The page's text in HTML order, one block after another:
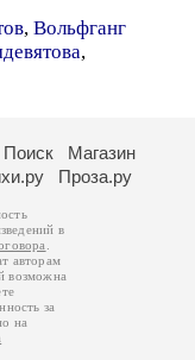
, Вольфганг
,
Поиск
Магазин
Проза.ру
в
авторам
возможна
за
на